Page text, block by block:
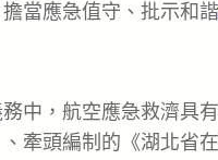
當應急值守、批示和諧
，航空應急救濟具有
牽頭編制的《湖北省